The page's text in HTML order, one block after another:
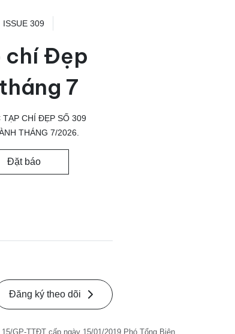
ISSUE 309
chí Đẹp
7
CHÍ ĐẸP SỐ 309
THÁNG 7/2026.
Đặt báo
Đăng ký theo dõi
GP-TTĐT cấp ngày 15/01/2019 Phó Tổng Biên